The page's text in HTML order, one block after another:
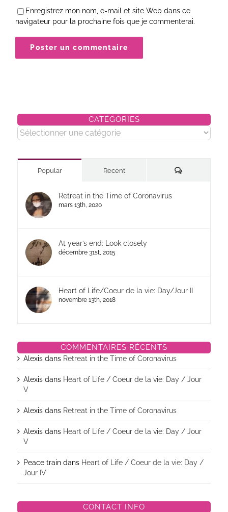
Enregistrez mon nom, e-mail et site Web dans ce
navigateur pour la prochaine fois que je commenterai.
CATÉGORIES
Catégories
Popular Recent Commentaires
Retreat in the Time of Coronavirus
mars 13th, 2020
At year’s end: Look closely
décembre 31st, 2015
Heart of Life/Coeur de la vie: Day/Jour II
novembre 13th, 2018
COMMENTAIRES RÉCENTS
Alexisdans Retreat in the Time of Coronavirus
Alexisdans Heart of Life / Coeur de la vie: Day / Jour
V
Alexisdans Retreat in the Time of Coronavirus
Alexisdans Heart of Life / Coeur de la vie: Day / Jour
V
Peace traindans Heart of Life / Coeur de la vie: Day /
Jour IV
CONTACT INFO